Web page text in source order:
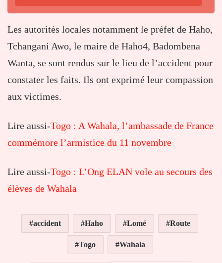
Les autorités locales notamment le préfet de Haho,
Tchangani Awo, le maire de Haho4, Badombena
Wanta, se sont rendus sur le lieu de l’accident pour
constater les faits. Ils ont exprimé leur compassion
aux victimes.
Lire aussi-Togo : A Wahala, l’ambassade de France
commémore l’armistice du 11 novembre
Lire aussi-Togo : L’Ong ELAN vole au secours des
élèves de Wahala
accident Haho Lomé Route
Togo Wahala